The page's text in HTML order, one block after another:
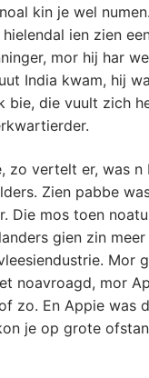
kin je wel
ien zien
mor hij har
India kwam, hij
bie, die vuult zich
zo vertelt er, was
Zien pabbe
Die mos toen
gien zin
Mor
noavroagd, mor
zo. En Appie was
je op grote